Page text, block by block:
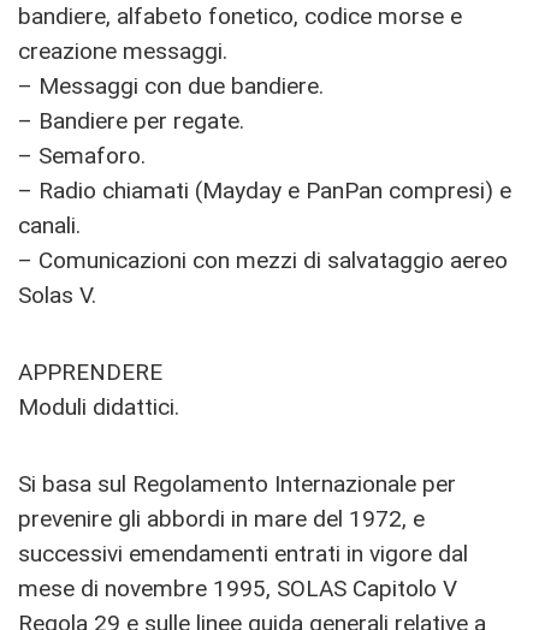
bandiere, alfabeto fonetico, codice morse e
creazione messaggi.
– Messaggi con due bandiere.
– Bandiere per regate.
– Semaforo.
– Radio chiamati (Mayday e PanPan compresi) e
canali.
– Comunicazioni con mezzi di salvataggio aereo
Solas V.
APPRENDERE
Moduli didattici.
Si basa sul Regolamento Internazionale per
prevenire gli abbordi in mare del 1972, e
successivi emendamenti entrati in vigore dal
mese di novembre 1995, SOLAS Capitolo V
Regola 29 e sulle linee guida generali relative a